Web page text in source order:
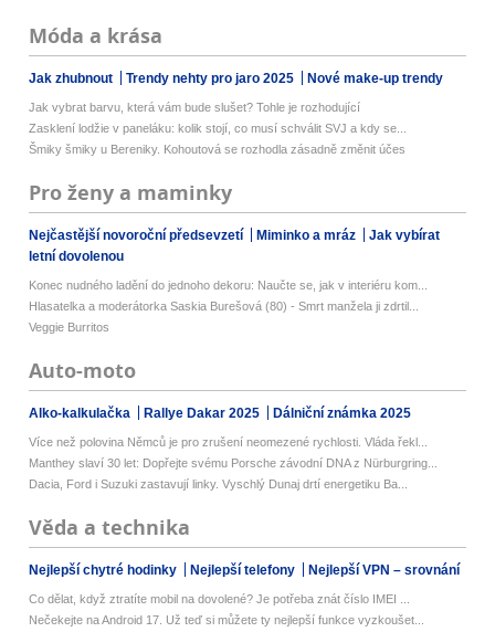
Móda a krása
Jak zhubnout Trendy nehty pro jaro 2025 Nové make-up trendy
Jak vybrat barvu, která vám bude slušet? Tohle je rozhodující
Zasklení lodžie v paneláku: kolik stojí, co musí schválit SVJ a kdy se...
Šmiky šmiky u Bereniky. Kohoutová se rozhodla zásadně změnit účes
Pro ženy a maminky
Nejčastější novoroční předsevzetí Miminko a mráz
Jak vybírat
letní dovolenou
Konec nudného ladění do jednoho dekoru: Naučte se, jak v interiéru kom...
Hlasatelka a moderátorka Saskia Burešová (80) - Smrt manžela ji zdrtil...
Veggie Burritos
Auto-moto
Alko-kalkulačka Rallye Dakar 2025 Dálniční známka 2025
Více než polovina Němců je pro zrušení neomezené rychlosti. Vláda řekl...
Manthey slaví 30 let: Dopřejte svému Porsche závodní DNA z Nürburgring...
Dacia, Ford i Suzuki zastavují linky. Vyschlý Dunaj drtí energetiku Ba...
Věda a technika
Nejlepší chytré hodinky Nejlepší telefony Nejlepší VPN – srovnání
Co dělat, když ztratíte mobil na dovolené? Je potřeba znát číslo IMEI ...
Nečekejte na Android 17. Už teď si můžete ty nejlepší funkce vyzkoušet...